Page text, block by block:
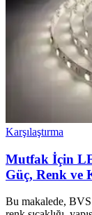
Karşılaştırma
Mutfak İçin
Güç, Renk ve
Bu makalede,